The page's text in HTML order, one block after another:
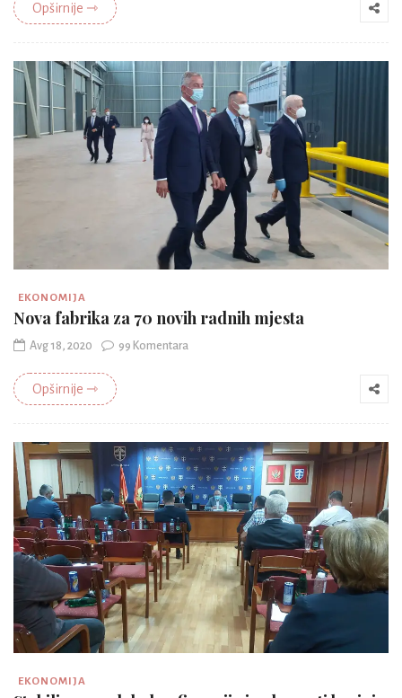
Opširnije ⇾
EKONOMIJA
Nova fabrika za 70 novih radnih mjesta
Avg 18, 2020 99 Komentara
Opširnije ⇾
EKONOMIJA